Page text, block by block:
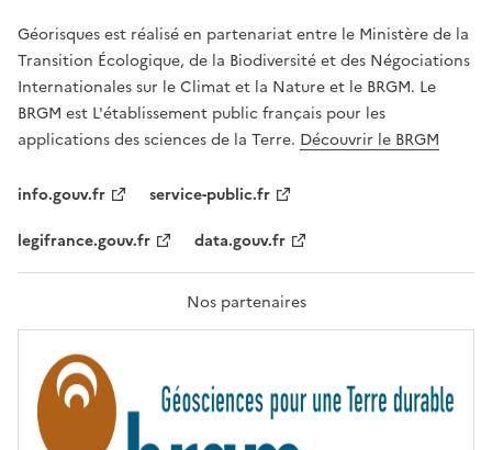
T
É
,
É
G
A
L
F
A
T
R
T
É
Géorisques est réalisé en partenariat entre le Ministère de la
Transition Écologique, de la Biodiversité et des Négociations
Internationales sur le Climat et la Nature et le BRGM. Le
BRGM est L'établissement public français pour les
applications des sciences de la Terre. Découvrir le BRGM
info.gouv.fr
service-public.fr
legifrance.gouv.fr
data.gouv.fr
Nos partenaires